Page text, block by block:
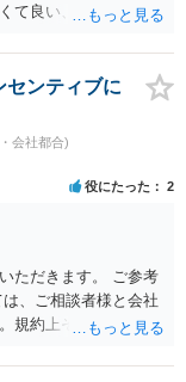
て良い、というとこ
は分かりません。 ２
はプライバシー保護
要です(証拠排除され
基づいて、誰が判断
かったからといっ
な証拠とそれで認定
をしなければ名誉毀
ければ、通常は起こ
金が入ります。 勝訴
います。任意に支払
財産を差押えます。
報酬は自由化されて
センティブに
会社都合)
役にたった 2
ただきます。 ご参考
、ご相談者様と会社
規約上そのような合
場合には録音等の証